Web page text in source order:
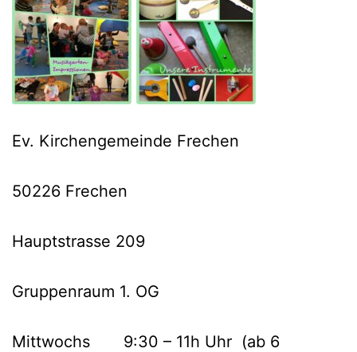
Ev. Kirchengemeinde Frechen
50226 Frechen
Hauptstrasse 209
Gruppenraum 1. OG
Mittwochs 9:30 – 11h Uhr (ab 6